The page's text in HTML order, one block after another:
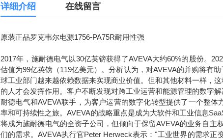
详细介绍 在线留言
原装正品罗克韦尔电源1756-PA75R耐用性强
2017年，施耐德电气以30亿英镑获得了AVEVA大约60%的股份。
估值为99亿英镑（119亿美元）。分析认为，对AVEVA的并购将有
球工业部门越来越依赖数据来实现商业价值。但和其他材料一样，
的人才会发挥作用。客户不断发现对跨工业运营和能源管理的数字
耐德电气和AVEVA联手，为客户运营的数字化转型提供了一个整
率和可持续性之旅。AVEVA的战略重点是成为大软件和工业信息
将成为施耐德电气的全资子公司，但倾向于保留AVEVA的业务自
们的需求。AVEVA执行官Peter Herweck表示："工业世界的需求